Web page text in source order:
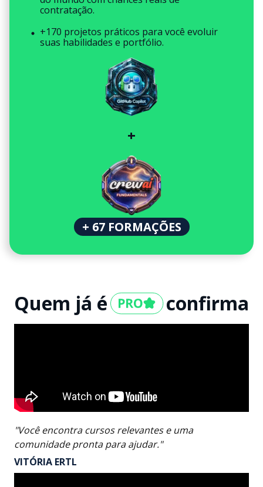
contratação.
+170 projetos práticos para você evoluir
suas habilidades e portfólio.
+
+ 67 FORMAÇÕES
Quem já é confirma
"Você encontra cursos relevantes e uma
comunidade pronta para ajudar."
VITÓRIA ERTL